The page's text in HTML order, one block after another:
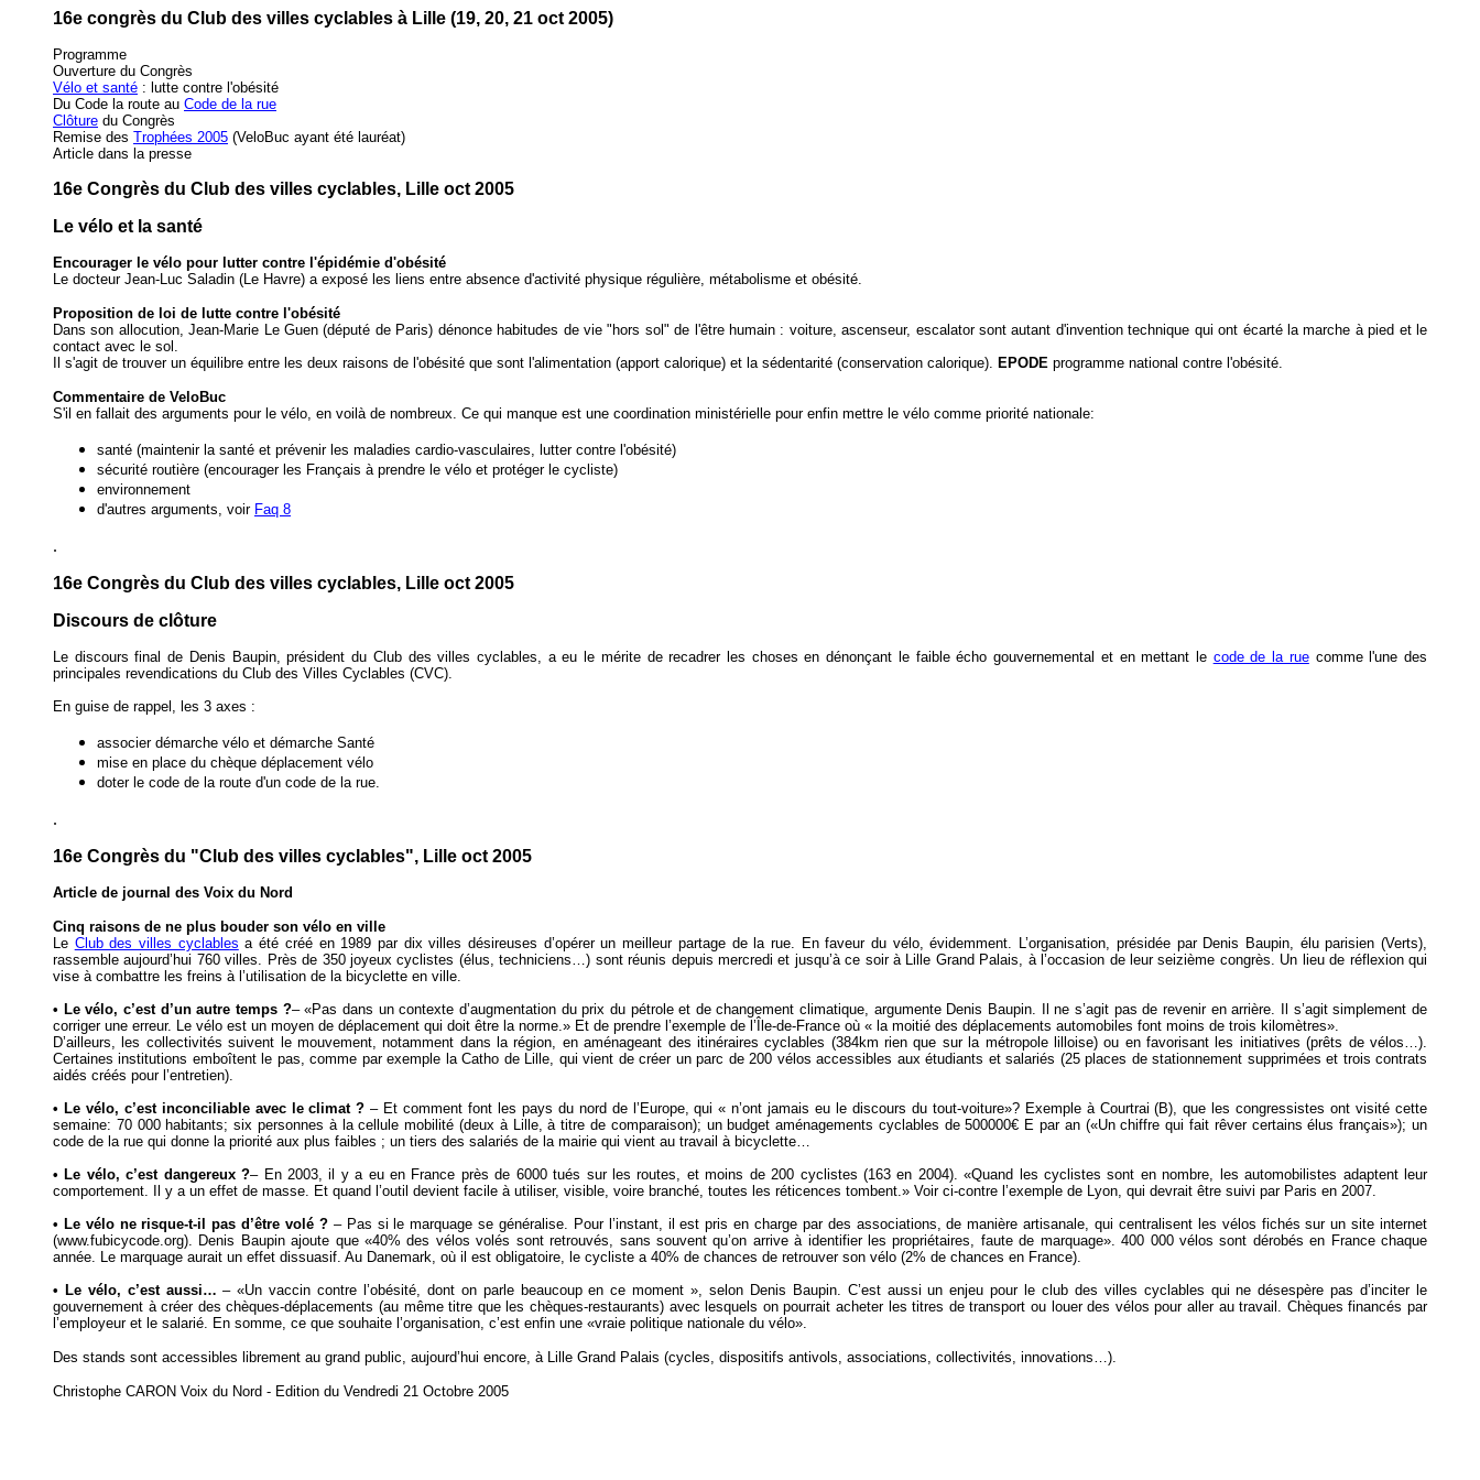
16e congrès du Club des villes cyclables à Lille (19, 20, 21 oct 2005)
Programme
Ouverture du Congrès
Vélo et santé : lutte contre l'obésité
Du Code la route au Code de la rue
Clôture du Congrès
Remise des Trophées 2005 (VeloBuc ayant été lauréat)
Article dans la presse
16e Congrès du Club des villes cyclables, Lille oct 2005
Le vélo et la santé
Encourager le vélo pour lutter contre l'épidémie d'obésité
Le docteur Jean-Luc Saladin (Le Havre) a exposé les liens entre absence d'activité physique régulière, métabolisme et obésité.
Proposition de loi de lutte contre l'obésité
Dans son allocution, Jean-Marie Le Guen (député de Paris) dénonce habitudes de vie "hors sol" de l'être humain : voiture, ascenseur, escalator sont autant d'invention technique qui ont écarté la marche à pied et le
contact avec le sol.
Il s'agit de trouver un équilibre entre les deux raisons de l'obésité que sont l'alimentation (apport calorique) et la sédentarité (conservation calorique). EPODE programme national contre l'obésité.
Commentaire de VeloBuc
S'il en fallait des arguments pour le vélo, en voilà de nombreux. Ce qui manque est une coordination ministérielle pour enfin mettre le vélo comme priorité nationale:
santé (maintenir la santé et prévenir les maladies cardio-vasculaires, lutter contre l'obésité)
sécurité routière (encourager les Français à prendre le vélo et protéger le cycliste)
environnement
d'autres arguments, voir Faq 8
.
16e Congrès du Club des villes cyclables, Lille oct 2005
Discours de clôture
Le discours final de Denis Baupin, président du Club des villes cyclables, a eu le mérite de recadrer les choses en dénonçant le faible écho gouvernemental et en mettant le code de la ruecomme l'une des
principales revendications du Club des Villes Cyclables (CVC).
En guise de rappel, les 3 axes :
associer démarche vélo et démarche Santé
mise en place du chèque déplacement vélo
doter le code de la route d'un code de la rue.
.
16e Congrès du "Club des villes cyclables", Lille oct 2005
Article de journal des Voix du Nord
Cinq raisons de ne plus bouder son vélo en ville
Le Club des villes cyclables a été créé en 1989 par dix villes désireuses d’opérer un meilleur partage de la rue. En faveur du vélo, évidemment. L’organisation, présidée par Denis Baupin, élu parisien (Verts),
rassemble aujourd’hui 760 villes. Près de 350 joyeux cyclistes (élus, techniciens…) sont réunis depuis mercredi et jusqu’à ce soir à Lille Grand Palais, à l’occasion de leur seizième congrès. Un lieu de réflexion qui
vise à combattre les freins à l’utilisation de la bicyclette en ville.
• Le vélo, c’est d’un autre temps ?– «Pas dans un contexte d’augmentation du prix du pétrole et de changement climatique, argumente Denis Baupin. Il ne s’agit pas de revenir en arrière. Il s’agit simplement de
corriger une erreur. Le vélo est un moyen de déplacement qui doit être la norme.» Et de prendre l’exemple de l’Île-de-France où « la moitié des déplacements automobiles font moins de trois kilomètres».
D’ailleurs, les collectivités suivent le mouvement, notamment dans la région, en aménageant des itinéraires cyclables (384km rien que sur la métropole lilloise) ou en favorisant les initiatives (prêts de vélos…).
Certaines institutions emboîtent le pas, comme par exemple la Catho de Lille, qui vient de créer un parc de 200 vélos accessibles aux étudiants et salariés (25 places de stationnement supprimées et trois contrats
aidés créés pour l’entretien).
• Le vélo, c’est inconciliable avec le climat ? – Et comment font les pays du nord de l’Europe, qui « n’ont jamais eu le discours du tout-voiture»? Exemple à Courtrai (B), que les congressistes ont visité cette
semaine: 70 000 habitants; six personnes à la cellule mobilité (deux à Lille, à titre de comparaison); un budget aménagements cyclables de 500000€ E par an («Un chiffre qui fait rêver certains élus français»); un
code de la rue qui donne la priorité aux plus faibles ; un tiers des salariés de la mairie qui vient au travail à bicyclette…
• Le vélo, c’est dangereux ?– En 2003, il y a eu en France près de 6000 tués sur les routes, et moins de 200 cyclistes (163 en 2004). «Quand les cyclistes sont en nombre, les automobilistes adaptent leur
comportement. Il y a un effet de masse. Et quand l’outil devient facile à utiliser, visible, voire branché, toutes les réticences tombent.» Voir ci-contre l’exemple de Lyon, qui devrait être suivi par Paris en 2007.
• Le vélo ne risque-t-il pas d’être volé ? – Pas si le marquage se généralise. Pour l’instant, il est pris en charge par des associations, de manière artisanale, qui centralisent les vélos fichés sur un site internet
(www.fubicycode.org). Denis Baupin ajoute que «40% des vélos volés sont retrouvés, sans souvent qu’on arrive à identifier les propriétaires, faute de marquage». 400 000 vélos sont dérobés en France chaque
année. Le marquage aurait un effet dissuasif. Au Danemark, où il est obligatoire, le cycliste a 40% de chances de retrouver son vélo (2% de chances en France).
• Le vélo, c’est aussi…– «Un vaccin contre l’obésité, dont on parle beaucoup en ce moment », selon Denis Baupin. C’est aussi un enjeu pour le club des villes cyclables qui ne désespère pas d’inciter le
gouvernement à créer des chèques-déplacements (au même titre que les chèques-restaurants) avec lesquels on pourrait acheter les titres de transport ou louer des vélos pour aller au travail. Chèques financés par
l’employeur et le salarié. En somme, ce que souhaite l’organisation, c’est enfin une «vraie politique nationale du vélo».
Des stands sont accessibles librement au grand public, aujourd’hui encore, à Lille Grand Palais (cycles, dispositifs antivols, associations, collectivités, innovations…).
Christophe CARON Voix du Nord - Edition du Vendredi 21 Octobre 2005